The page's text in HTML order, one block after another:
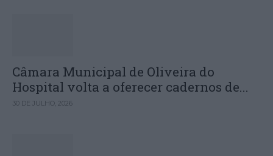
Câmara Municipal de Oliveira do
Hospital volta a oferecer cadernos de...
30 DE JULHO, 2026